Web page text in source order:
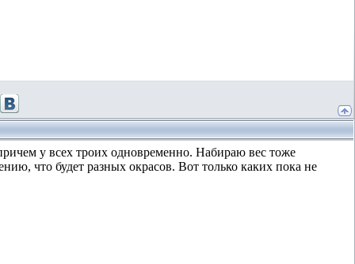
у всех троих одновременно. Набираю вес тоже
что будет разных окрасов. Вот только каких пока не